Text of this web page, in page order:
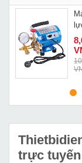
MUA NGAY
trực